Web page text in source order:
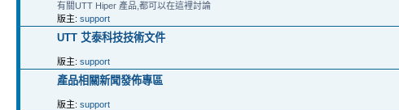
有關UTT Hiper 產品,都可以在這裡討論
版主: support
UTT 艾泰科技技術文件
版主: support
產品相關新聞發佈專區
版主: support